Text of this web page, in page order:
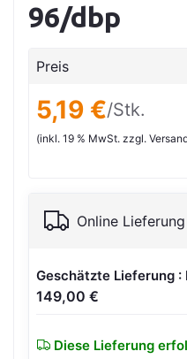
96/dbp
Preis
5,19 €/Stk.
(inkl. 19 % MwSt. zzgl.
Online Lieferung
Geschätzte Lieferung
149,00 €
Diese Lieferung